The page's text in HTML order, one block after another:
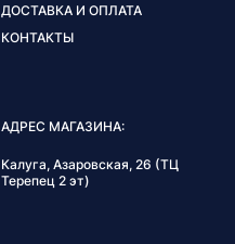
ДОСТАВКА И ОПЛАТА
КОНТАКТЫ
АДРЕС МАГАЗИНА:
Калуга, Азаровская, 26 (ТЦ
Терепец 2 эт)